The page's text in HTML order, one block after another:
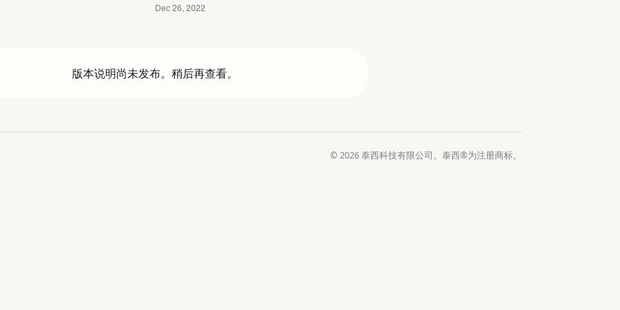
版本说明尚未发布。稍后再查看。
© 2026 泰西科技有限公司。泰西®为注册商标。